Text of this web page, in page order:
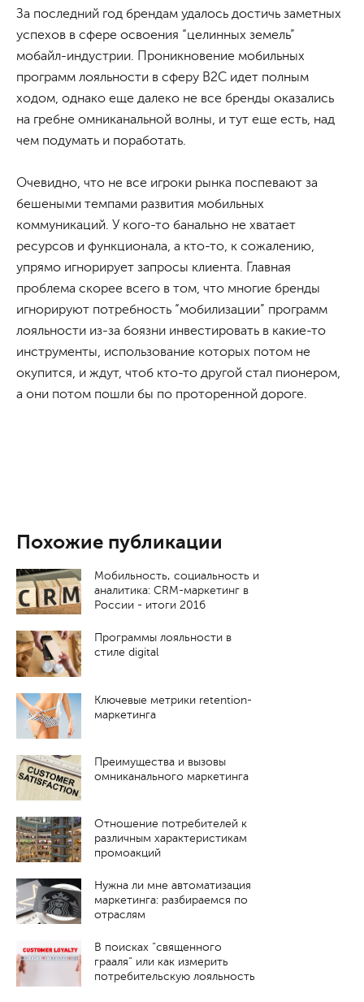
За последний год брендам удалось достичь заметных
успехов в сфере освоения “целинных земель”
мобайл-индустрии. Проникновение мобильных
программ лояльности в сферу B2C идет полным
ходом, однако еще далеко не все бренды оказались
на гребне омниканальной волны, и тут еще есть, над
чем подумать и поработать.
Очевидно, что не все игроки рынка поспевают за
бешеными темпами развития мобильных
коммуникаций. У кого-то банально не хватает
ресурсов и функционала, а кто-то, к сожалению,
упрямо игнорирует запросы клиента. Главная
проблема скорее всего в том, что многие бренды
игнорируют потребность “мобилизации” программ
лояльности из-за боязни инвестировать в какие-то
инструменты, использование которых потом не
окупится, и ждут, чтоб кто-то другой стал пионером,
а они потом пошли бы по проторенной дороге.
Похожие публикации
Мобильность, социальность и
аналитика: CRM-маркетинг в
России - итоги 2016
Программы лояльности в
стиле digital
Ключевые метрики retention-
маркетинга
Преимущества и вызовы
омниканального маркетинга
Отношение потребителей к
различным характеристикам
промоакций
Нужна ли мне автоматизация
маркетинга: разбираемся по
отраслям
В поисках “священного
грааля” или как измерить
потребительскую лояльность